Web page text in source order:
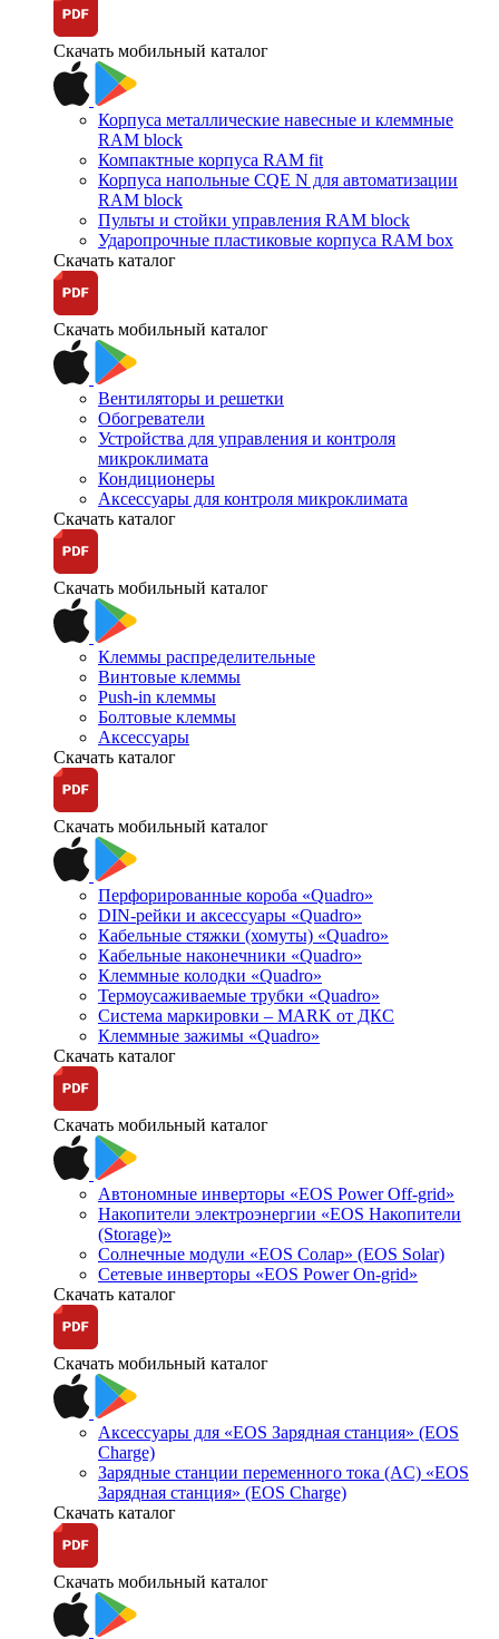
Скачать мобильный каталог
Корпуса металлические навесные и клеммные
RAM block
Компактные корпуса RAM fit
Корпуса напольные CQE N для автоматизации
RAM block
Пульты и стойки управления RAM block
Ударопрочные пластиковые корпуса RAM box
Скачать каталог
Скачать мобильный каталог
Вентиляторы и решетки
Обогреватели
Устройства для управления и контроля
микроклимата
Кондиционеры
Аксессуары для контроля микроклимата
Скачать каталог
Скачать мобильный каталог
Клеммы распределительные
Винтовые клеммы
Push-in клеммы
Болтовые клеммы
Аксессуары
Скачать каталог
Скачать мобильный каталог
Перфорированные короба «Quadro»
DIN-рейки и аксессуары «Quadro»
Кабельные стяжки (хомуты) «Quadro»
Кабельные наконечники «Quadro»
Клеммные колодки «Quadro»
Термоусаживаемые трубки «Quadro»
Система маркировки – MARK от ДКС
Клеммные зажимы «Quadro»
Скачать каталог
Скачать мобильный каталог
Автономные инверторы «EOS Power Off-grid»
Накопители электроэнергии «EOS Накопители
(Storage)»
Солнечные модули «EOS Солар» (EOS Solar)
Сетевые инверторы «EOS Power On-grid»
Скачать каталог
Скачать мобильный каталог
Аксессуары для «EOS Зарядная станция» (EOS
Charge)
Зарядные станции переменного тока (AC) «EOS
Зарядная станция» (EOS Charge)
Скачать каталог
Скачать мобильный каталог